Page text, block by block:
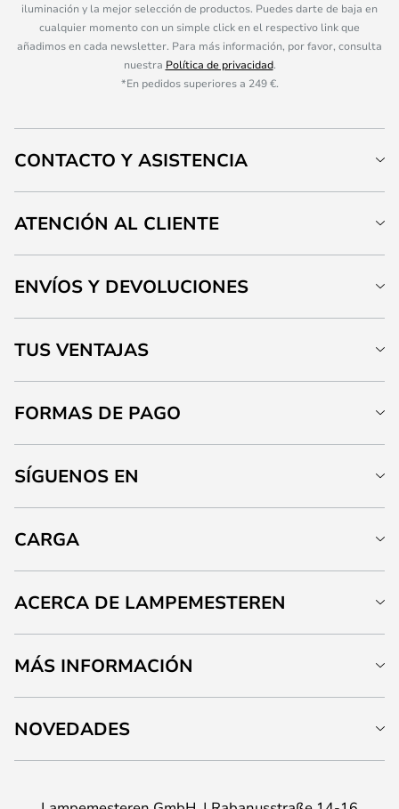
iluminación y la mejor selección de productos. Puedes darte de baja en
cualquier momento con un simple click en el respectivo link que
añadimos en cada newsletter. Para más información, por favor, consulta
nuestra Política de privacidad.
*En pedidos superiores a 249 €.
CONTACTO Y ASISTENCIA
ATENCIÓN AL CLIENTE
ENVÍOS Y DEVOLUCIONES
TUS VENTAJAS
FORMAS DE PAGO
SÍGUENOS EN
CARGA
ACERCA DE LAMPEMESTEREN
MÁS INFORMACIÓN
NOVEDADES